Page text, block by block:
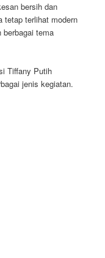
bersih dan
tetap terlihat modern
berbagai tema
Tiffany Putih
jenis kegiatan.